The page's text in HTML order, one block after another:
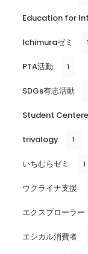
Education for
Ichimuraゼミ 1
PTA活動 1
SDGs有志活動
Student
trivalogy 1
いちむらゼミ 1
ウクライナ支援
エクスプローラー
エシカル消費者